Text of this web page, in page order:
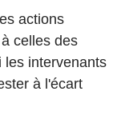
actions
celles des
les intervenants
à l'écart